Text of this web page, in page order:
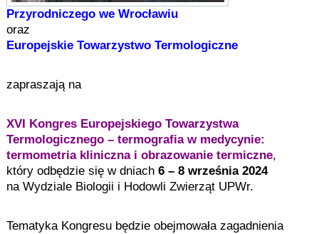
Przyrodniczego we Wrocławiu
oraz
Europejskie Towarzystwo Termologiczne
zapraszają na
XVI Kongres Europejskiego Towarzystwa
Termologicznego – termografia w medycynie:
termometria kliniczna i obrazowanie termiczne,
który odbędzie się w dniach 6 – 8 września 2024
na Wydziale Biologii i Hodowli Zwierząt UPWr.
Tematyka Kongresu będzie obejmowała zagadnienia